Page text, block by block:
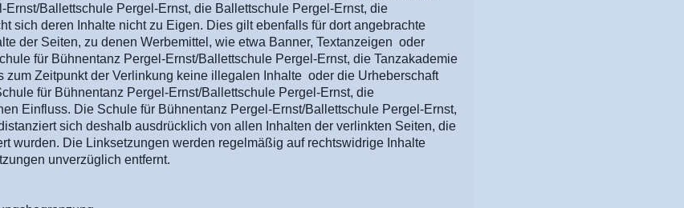
Ernst/Ballettschule Pergel-Ernst, die Ballettschule Pergel-Ernst, die
sich deren Inhalte nicht zu Eigen. Dies gilt ebenfalls für dort angebrachte
der Seiten, zu denen Werbemittel, wie etwa Banner, Textanzeigen oder
für Bühnentanz Pergel-Ernst/Ballettschule Pergel-Ernst, die Tanzakademie
zum Zeitpunkt der Verlinkung keine illegalen Inhalte oder die Urheberschaft
für Bühnentanz Pergel-Ernst/Ballettschule Pergel-Ernst, die
Einfluss. Die Schule für Bühnentanz Pergel-Ernst/Ballettschule Pergel-Ernst,
sich deshalb ausdrücklich von allen Inhalten der verlinkten Seiten, die
wurden. Die Linksetzungen werden regelmäßig auf rechtswidrige Inhalte
unverzüglich entfernt.